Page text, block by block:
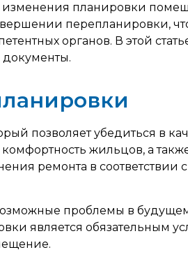
планировки
перепланировки,
органов. В этой
позволяет убедиться в
жильцов, а
ремонта в соответствии
проблемы в
является обязательным